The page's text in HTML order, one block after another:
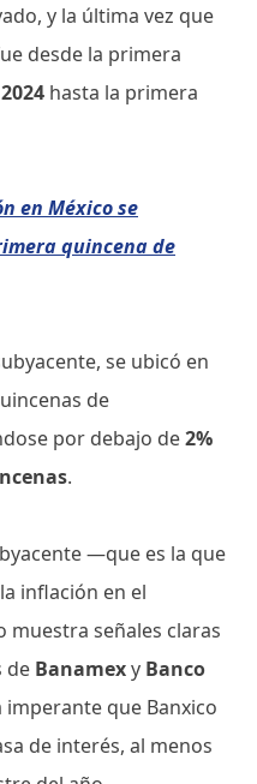
y la última vez que
desde la primera
2024 hasta la primera
en México se
quincena de
se ubicó en
de
por debajo de2%
.
—que es la que
inflación en el
señales claras
de Banamexy Banco
que Banxico
de interés, al menos